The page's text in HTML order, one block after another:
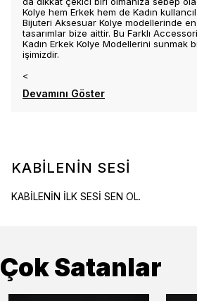
Kolye hem Erkek hem de Kadın
Bijuteri Aksesuar Kolye modellerinde
tasarımlar bize aittir. Bu Farklı
Kadın Erkek Kolye Modellerini sunmak
işimizdir.
<
Devamını Göster
KABİLENİN SESİ
KABİLENİN İLK SESİ SEN OL.
Çok Satanlar